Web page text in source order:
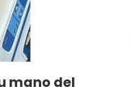
mano del